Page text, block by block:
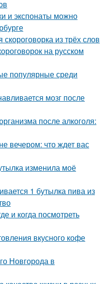
и экспонаты можно
из трёх слов
на русском
популярные среди
мозг после
после алкоголя:
вечером: что ждет вас
изменила моё
1 бутылка пива из
и когда посмотреть
вкусного кофе
Новгорода в